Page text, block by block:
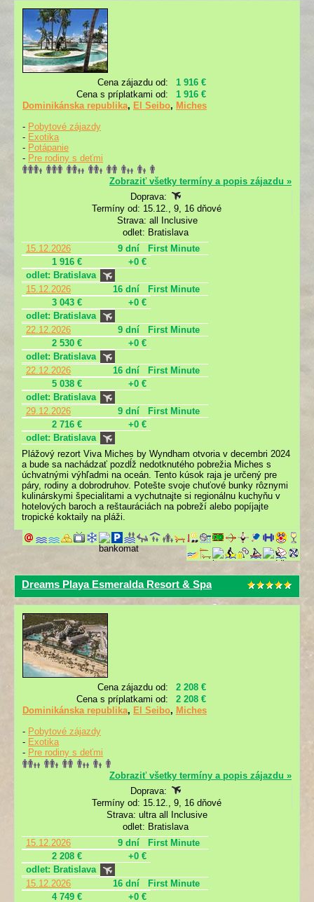
Cena zájazdu od:
1 916 €
Cena s príplatkami od:
1 916 €
Dominikánska republika, El Seibo, Miches
- Pobytové zájazdy
- Exotika
- Potápanie
- Pre rodiny s deťmi
Zobraziť všetky termíny a popis zájazdu »
Doprava:
Termíny od: 15.12., 9, 16 dňové
Strava: all Inclusive
odlet: Bratislava
15.12.2026
9 dní
First Minute
1 916 €
+0 €
odlet: Bratislava
15.12.2026
16 dní
First Minute
3 043 €
+0 €
odlet: Bratislava
22.12.2026
9 dní
First Minute
2 530 €
+0 €
odlet: Bratislava
22.12.2026
16 dní
First Minute
5 038 €
+0 €
odlet: Bratislava
29.12.2026
9 dní
First Minute
2 716 €
+0 €
odlet: Bratislava
Plážový rezort Viva Miches by Wyndham otvoria v decembri 2024
a bude sa nachádzať pozdĺž nedotknutého pobrežia Miches s
úchvatnými výhľadmi na oceán. Tento kúsok raja je určený pre
páry, rodiny a dobrodruhov. Potešte svoje chuťové bunky rôznymi
kulinárskymi špecialitami a vychutnajte si regionálnu kuchyňu v
hotelových baroch a reštauráciách na pobreží alebo popíjajte
tropické koktaily na pláži.
Dreams Playa Esmeralda Resort & Spa
Cena zájazdu od:
2 208 €
Cena s príplatkami od:
2 208 €
Dominikánska republika, El Seibo, Miches
- Pobytové zájazdy
- Exotika
- Pre rodiny s deťmi
Zobraziť všetky termíny a popis zájazdu »
Doprava:
Termíny od: 15.12., 9, 16 dňové
Strava: ultra all Inclusive
odlet: Bratislava
15.12.2026
9 dní
First Minute
2 208 €
+0 €
odlet: Bratislava
15.12.2026
16 dní
First Minute
4 749 €
+0 €